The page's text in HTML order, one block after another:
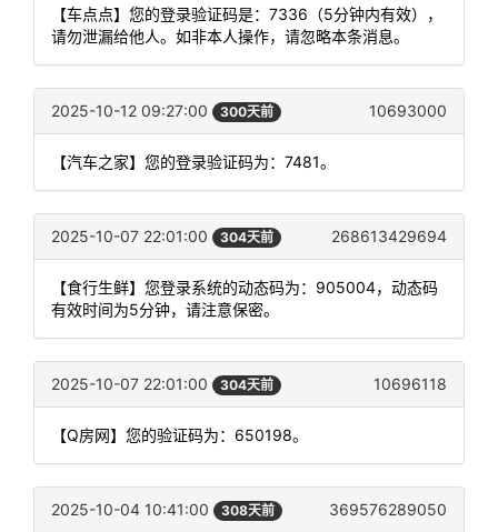
【车点点】您的登录验证码是：7336（5分钟内有效），
请勿泄漏给他人。如非本人操作，请忽略本条消息。
2025-10-12 09:27:00 300天前 10693000
【汽车之家】您的登录验证码为：7481。
2025-10-07 22:01:00 304天前 268613429694
【食行生鲜】您登录系统的动态码为：905004，动态码
有效时间为5分钟，请注意保密。
2025-10-07 22:01:00 304天前 10696118
【Q房网】您的验证码为：650198。
2025-10-04 10:41:00 308天前 369576289050